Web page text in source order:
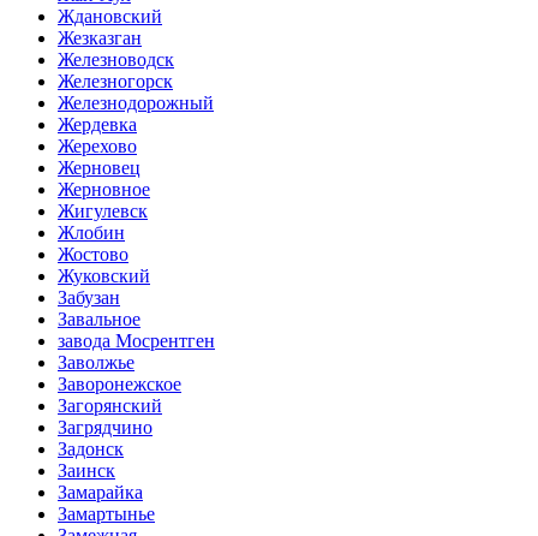
Ждановский
Жезказган
Железноводск
Железногорск
Железнодорожный
Жердевка
Жерехово
Жерновец
Жерновное
Жигулевск
Жлобин
Жостово
Жуковский
Забузан
Завальное
завода Мосрентген
Заволжье
Заворонежское
Загорянский
Загрядчино
Задонск
Заинск
Замарайка
Замартынье